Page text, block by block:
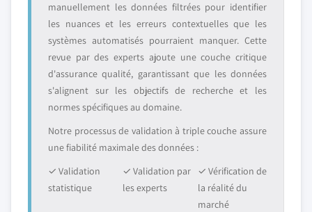
manuellement les données filtrées pour identifier
les nuances et les erreurs contextuelles que les
systèmes automatisés pourraient manquer. Cette
revue par des experts ajoute une couche critique
d'assurance qualité, garantissant que les données
s'alignent sur les objectifs de recherche et les
normes spécifiques au domaine.
Notre processus de validation à triple couche assure
une fiabilité maximale des données :
✓ Validation
statistique
✓ Validation par
les experts
✓ Vérification de
la réalité du
marché